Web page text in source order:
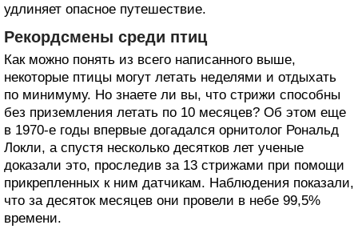
удлиняет опасное путешествие.
Рекордсмены среди птиц
Как можно понять из всего написанного выше,
некоторые птицы могут летать неделями и отдыхать
по минимуму. Но знаете ли вы, что стрижи способны
без приземления летать по 10 месяцев? Об этом еще
в 1970-е годы впервые догадался орнитолог Рональд
Локли, а спустя несколько десятков лет ученые
доказали это, проследив за 13 стрижами при помощи
прикрепленных к ним датчикам. Наблюдения показали,
что за десяток месяцев они провели в небе 99,5%
времени.